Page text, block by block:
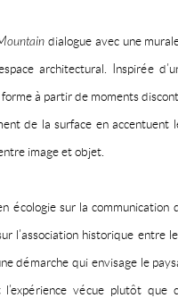
dialogue avec une
architectural. Inspirée
à partir de moments
de la surface en accentuent
image et objet.
écologie sur la communication
l’association historique entre
démarche qui envisage le
vécue plutôt que